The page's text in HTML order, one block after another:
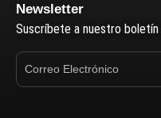
Newsletter
Suscríbete a nuestro